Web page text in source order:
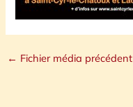
← Fichier média précédent